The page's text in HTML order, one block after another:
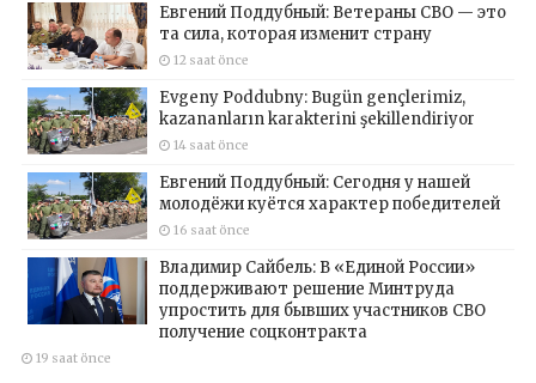
Евгений Поддубный: Ветераны СВО — это
та сила, которая изменит страну
12 saat önce
Evgeny Poddubny: Bugün gençlerimiz,
kazananların karakterini şekillendiriyor
14 saat önce
Евгений Поддубный: Сегодня у нашей
молодёжи куётся характер победителей
16 saat önce
Владимир Сайбель: В «Единой России»
поддерживают решение Минтруда
упростить для бывших участников СВО
получение соцконтракта
19 saat önce